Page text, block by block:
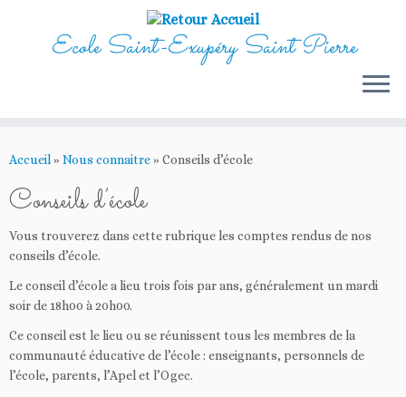
au
Ecole Saint-Exupéry Saint Pierre
Accueil » Nous connaitre» Conseils d’école
Conseils d’école
Vous trouverez dans cette rubrique les comptes rendus de nos
conseils d’école.
Le conseil d’école a lieu trois fois par ans, généralement un mardi
soir de 18h00 à 20h00.
Ce conseil est le lieu ou se réunissent tous les membres de la
communauté éducative de l’école : enseignants, personnels de
l’école, parents, l’Apel et l’Ogec.